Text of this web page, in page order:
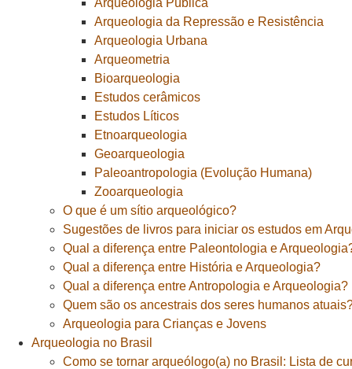
Arqueologia Pública
Arqueologia da Repressão e Resistência
Arqueologia Urbana
Arqueometria
Bioarqueologia
Estudos cerâmicos
Estudos Líticos
Etnoarqueologia
Geoarqueologia
Paleoantropologia (Evolução Humana)
Zooarqueologia
O que é um sítio arqueológico?
Sugestões de livros para iniciar os estudos em
Qual a diferença entre Paleontologia e
Qual a diferença entre História e Arqueologia?
Qual a diferença entre Antropologia e Arqueologia?
Quem são os ancestrais dos seres humanos
Arqueologia para Crianças e Jovens
Arqueologia no Brasil
Como se tornar arqueólogo(a) no Brasil: Lista de